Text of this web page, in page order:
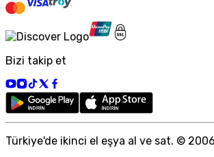
Bizi takip et
Türkiye'de ikinci el eşya al ve sat. ©